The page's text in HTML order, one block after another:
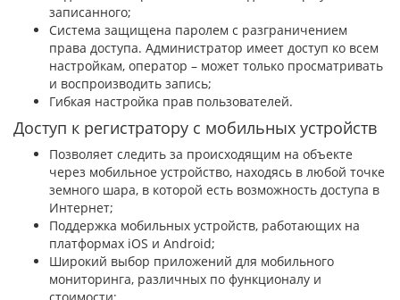
записанного;
Система защищена паролем с разграничением
права доступа. Администратор имеет доступ ко всем
настройкам, оператор – может только просматривать
и воспроизводить запись;
Гибкая настройка прав пользователей.
Доступ к регистратору с мобильных устройств
Позволяет следить за происходящим на объекте
через мобильное устройство, находясь в любой точке
земного шара, в которой есть возможность доступа в
Интернет;
Поддержка мобильных устройств, работающих на
платформах iOS и Android;
Широкий выбор приложений для мобильного
мониторинга, различных по функционалу и